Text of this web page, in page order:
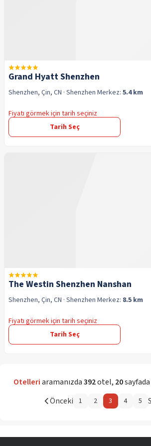
Grand Hyatt Shenzhen
Shenzhen, Çin, CN · Shenzhen Merkez: 5.4 km
Fiyatı görmek için tarih seçiniz
Tarih Seç
The Westin Shenzhen Nanshan
Shenzhen, Çin, CN · Shenzhen Merkez: 8.5 km
Fiyatı görmek için tarih seçiniz
Tarih Seç
Otelleriaramanızda392otel, 20
Önceki 1 2 3 4 5